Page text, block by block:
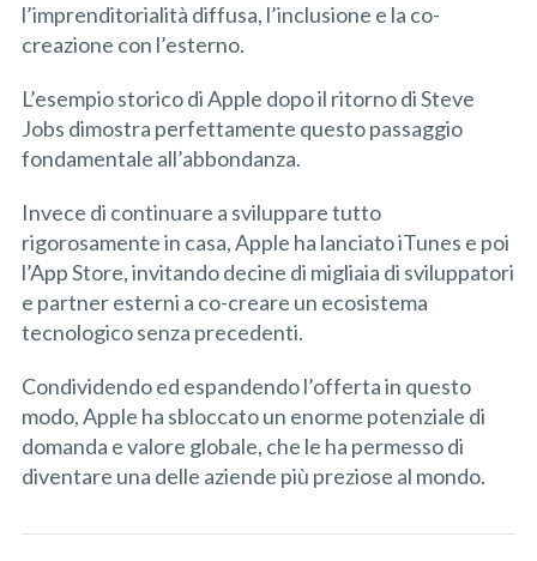
l’imprenditorialità diffusa, l’inclusione e la co-
creazione con l’esterno.
L’esempio storico di Apple dopo il ritorno di Steve
Jobs dimostra perfettamente questo passaggio
fondamentale all’abbondanza.
Invece di continuare a sviluppare tutto
rigorosamente in casa, Apple ha lanciato iTunes e poi
l’App Store, invitando decine di migliaia di sviluppatori
e partner esterni a co-creare un ecosistema
tecnologico senza precedenti.
Condividendo ed espandendo l’offerta in questo
modo, Apple ha sbloccato un enorme potenziale di
domanda e valore globale, che le ha permesso di
diventare una delle aziende più preziose al mondo.